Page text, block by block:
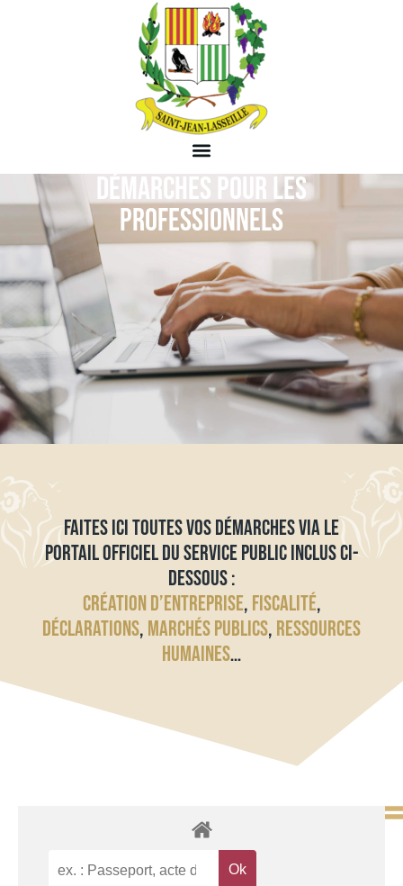
DÉMARCHES POUR LES
PROFESSIONNELS
FAITES ICI TOUTES VOS DÉMARCHES VIA LE
PORTAIL OFFICIEL DU SERVICE PUBLIC INCLUS CI-
DESSOUS :
CRÉATION D’ENTREPRISE, FISCALITÉ,
DÉCLARATIONS, MARCHÉS PUBLICS, RESSOURCES
HUMAINES…